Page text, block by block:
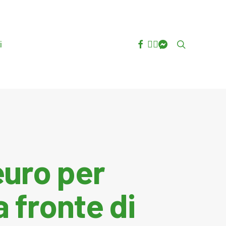
facebook
youtube
instagram
messenger
per
fronte di